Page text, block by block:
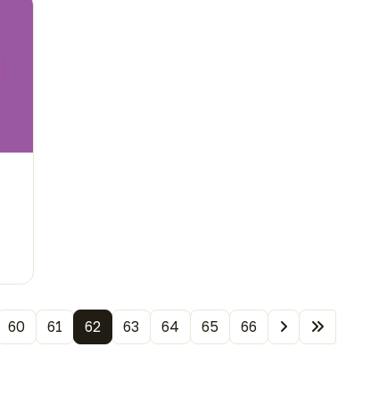
60 61 62 63 64 65 66